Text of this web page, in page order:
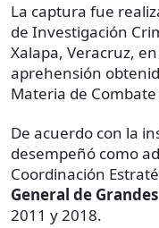
La captura fue
de Investigación
Xalapa, Veracruz,
aprehensión
Materia de
De acuerdo con la
desempeñó como
Coordinación
General de
2011 y 2018.